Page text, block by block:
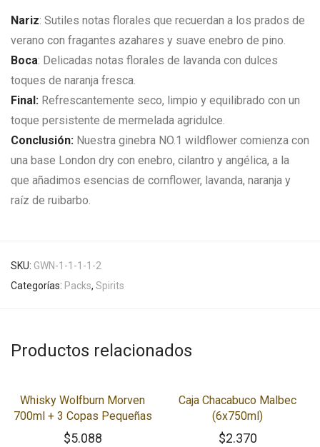
Nariz: Sutiles notas florales que recuerdan a los prados de
verano con fragantes azahares y suave enebro de pino.
Boca: Delicadas notas florales de lavanda con dulces
toques de naranja fresca.
Final: Refrescantemente seco, limpio y equilibrado con un
toque persistente de mermelada agridulce.
Conclusión: Nuestra ginebra NO.1 wildflower comienza con
una base London dry con enebro, cilantro y angélica, a la
que añadimos esencias de cornflower, lavanda, naranja y
raíz de ruibarbo.
SKU: GWN-1-1-1-1-2
Categorías: Packs, Spirits
Productos relacionados
Whisky Wolfburn Morven
700ml + 3 Copas Pequeñas
$5.088
Caja Chacabuco Malbec
(6x750ml)
$2.370